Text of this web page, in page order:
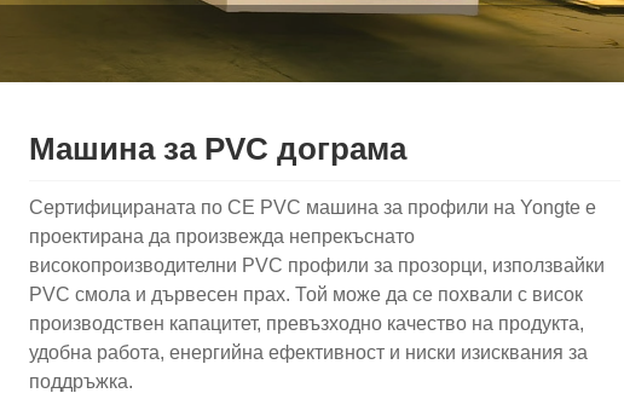
Машина за PVC дограма
Сертифицираната по CE PVC машина за профили на Yongte е
проектирана да произвежда непрекъснато
високопроизводителни PVC профили за прозорци, използвайки
PVC смола и дървесен прах. Той може да се похвали с висок
производствен капацитет, превъзходно качество на продукта,
удобна работа, енергийна ефективност и ниски изисквания за
поддръжка.